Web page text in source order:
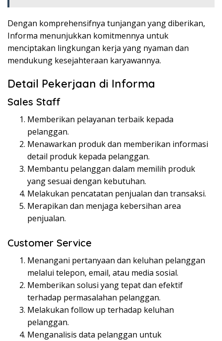
Dengan komprehensifnya tunjangan yang diberikan,
Informa menunjukkan komitmennya untuk
menciptakan lingkungan kerja yang nyaman dan
mendukung kesejahteraan karyawannya.
Detail Pekerjaan di Informa
Sales Staff
Memberikan pelayanan terbaik kepada
pelanggan.
Menawarkan produk dan memberikan informasi
detail produk kepada pelanggan.
Membantu pelanggan dalam memilih produk
yang sesuai dengan kebutuhan.
Melakukan pencatatan penjualan dan transaksi.
Merapikan dan menjaga kebersihan area
penjualan.
Customer Service
Menangani pertanyaan dan keluhan pelanggan
melalui telepon, email, atau media sosial.
Memberikan solusi yang tepat dan efektif
terhadap permasalahan pelanggan.
Melakukan follow up terhadap keluhan
pelanggan.
Menganalisis data pelanggan untuk